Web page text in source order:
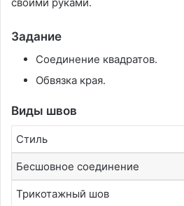
Задание
Соединение квадратов․
Обвязка края․
Виды швов
Стиль
Бесшовное соединение
Трикотажный шов